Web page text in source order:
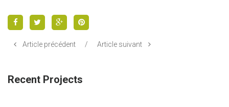
Article précédent / Article suivant
Recent Projects